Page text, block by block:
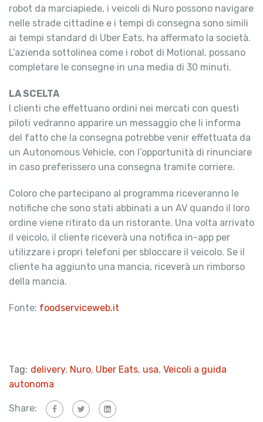
robot da marciapiede, i veicoli di Nuro possono navigare
nelle strade cittadine e i tempi di consegna sono simili
ai tempi standard di Uber Eats, ha affermato la società.
L’azienda sottolinea come i robot di Motional, possano
completare le consegne in una media di 30 minuti.
LA SCELTA
I clienti che effettuano ordini nei mercati con questi
piloti vedranno apparire un messaggio che li informa
del fatto che la consegna potrebbe venir effettuata da
un Autonomous Vehicle, con l’opportunità di rinunciare
in caso preferissero una consegna tramite corriere.
Coloro che partecipano al programma riceveranno le
notifiche che sono stati abbinati a un AV quando il loro
ordine viene ritirato da un ristorante. Una volta arrivato
il veicolo, il cliente riceverà una notifica in-app per
utilizzare i propri telefoni per sbloccare il veicolo. Se il
cliente ha aggiunto una mancia, riceverà un rimborso
della mancia.
Fonte: foodserviceweb.it
Tag: delivery, Nuro, Uber Eats, usa, Veicoli a guida
autonoma
Share: